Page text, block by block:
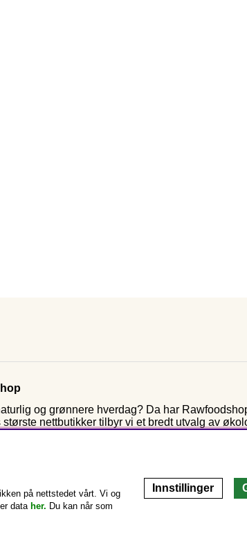
og grønnere hverdag? Da har
nettbutikker tilbyr vi et bredt utvalg av
på nettstedet vårt. Vi og
data her. Du kan når som
Innstillinger